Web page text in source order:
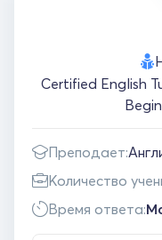
Certified English
Преподает:
Количество
Время ответа: